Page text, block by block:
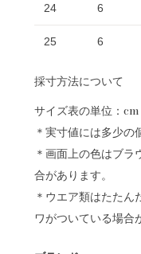
24 6
25 6
採寸方法について
サイズ表の単位：cm
＊実寸値には多少の
＊画面上の色はブ
合があります。
＊ウエア類はたた
ワがついている場合